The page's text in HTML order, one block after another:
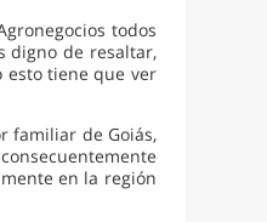
todos
digno de resaltar,
esto tiene que ver
familiar de Goiás,
en la región